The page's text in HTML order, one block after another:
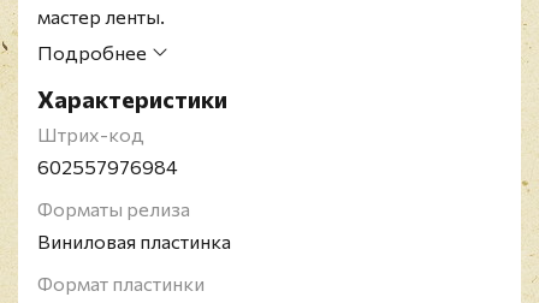
мастер ленты.
Ирландский блюз-рок гитарист Рори Галлахер
популярность приобрел в конце 60-х годов,
когда выступал с группой Taste, позже начал
сольную карьеру. В мире продано порядка 30
Британским журналом "Classic Rock" Галлахер
включен в список величайших гитаристов всех
времен.
Подробнее
Характеристики
Штрих-код
602557976984
Форматы релиза
Виниловая пластинка
Формат пластинки